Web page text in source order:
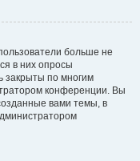
больше не
в них опросы
закрыты по многим
конференции. Вы
вами темы, в